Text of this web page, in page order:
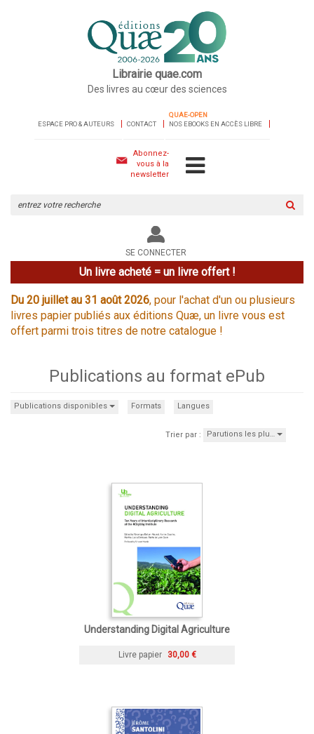
Librairie quae.com
Des livres au cœur des sciences
ESPACE PRO & AUTEURS CONTACT
QUAE-OPEN
NOS EBOOKS EN ACCÈS LIBRE
Abonnez-
vous à la
newsletter
le
site
SE CONNECTER
Un livre acheté = un livre offert !
Du 20 juillet au 31 août 2026, pour l'achat d'un ou plusieurs
livres papier publiés aux éditions Quæ, un livre vous est
offert parmi trois titres de notre catalogue !
Publications au format ePub
Publications disponibles Formats Langues
Trier par : Parutions les plu…
Understanding Digital Agriculture
Livre papier 30,00 €